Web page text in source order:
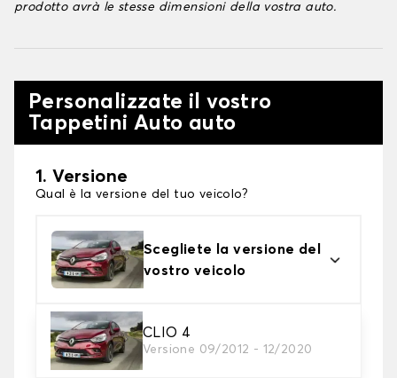
prodotto avrà le stesse dimensioni della vostra auto.
Personalizzate il vostro
Tappetini Auto auto
1. Versione
Qual è la versione del tuo veicolo?
Scegliete la versione del
vostro veicolo
CLIO 4
Versione 09/2012 - 12/2020
2. Materiale
Scegli il materiale del tappetini auto